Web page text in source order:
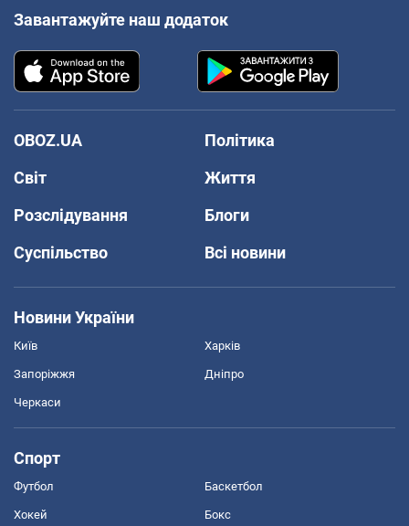
Завантажуйте наш додаток
OBOZ.UA
Політика
Світ
Життя
Розслідування
Блоги
Суспільство
Всі новини
Новини України
Київ Харків
Запоріжжя Дніпро
Черкаси
Спорт
Футбол Баскетбол
Хокей Бокс